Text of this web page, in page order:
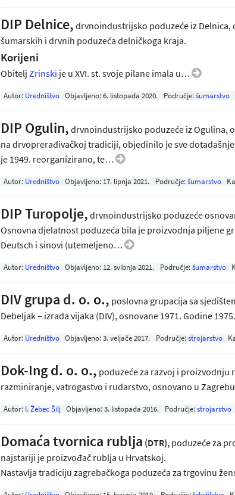
DIP Delnice, drvnoindustrijsko poduzeće iz
šumarskih i drvnih poduzeća delničkoga kraja.
Korijeni
Obitelj Zrinski je u XVI. st. svoje pilane imala u…
Autor: Uredništvo Objavljeno:6. listopada 2020. Područje: šumarstvo
DIP Ogulin, drvnoindustrijsko poduzeće iz Ogulina,
na drvoprerađivačkoj tradiciji, objedinilo je sve
je 1949. reorganizirano, te…
Autor: Uredništvo Objavljeno: 17. lipnja 2021. Područje: šumarstvo
DIP Turopolje, drvnoindustrijsko poduzeće
Osnovna djelatnost poduzeća bila je proizvodnja piljene
Deutsch i sinovi (utemeljeno…
Autor: Uredništvo Objavljeno: 12. svibnja 2021. Područje: šumarstvo
DIV grupa d. o. o., poslovna grupacija sa
Debeljak – izrada vijaka (DIV), osnovane 1971. Godine
Autor: Uredništvo Objavljeno:3. veljače 2017. Područje: strojarstvo
Dok-Ing d. o. o., poduzeće za razvoj i proizvodnju
razminiranje, vatrogastvo i rudarstvo, osnovano u
Autor: I. Žebec Šilj Objavljeno:3. listopada 2016. Područje: strojarstvo
Domaća tvornica rublja (DTR), poduzeće za
najstariji je proizvođač rublja u Hrvatskoj.
Nastavlja tradiciju zagrebačkoga poduzeća za trgovinu